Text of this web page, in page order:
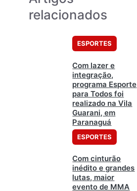
relacionados
ESPORTES
Com lazer e
integração,
programa Esporte
para Todos foi
realizado na Vila
Guarani, em
Paranaguá
ESPORTES
Com cinturão
inédito e grandes
lutas, maior
evento de MMA